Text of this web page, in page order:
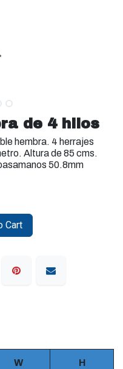
de 4 hilos
hembra. 4 herrajes
Altura de 85 cms.
50.8mm
Cart
W H